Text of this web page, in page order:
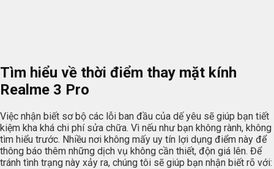
Tìm hiểu về thời điểm thay mặt kính
Realme 3 Pro
Việc nhận biết sơ bộ các lỗi ban đầu của dế yêu sẽ giúp bạn tiết
kiệm kha khá chi phí sửa chữa. Vì nếu như bạn không rành, không
tìm hiểu trước. Nhiều nơi không mấy uy tín lợi dụng điểm này để
thông báo thêm những dịch vụ không cần thiết, độn giá lên. Để
tránh tình trạng này xảy ra, chúng tôi sẽ giúp bạn nhận biết rõ với: